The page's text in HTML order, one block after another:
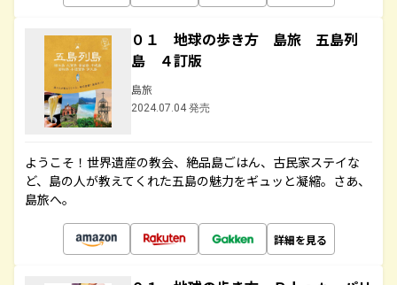
０１ 地球の歩き方 島旅 五島列
島 ４訂版
島旅
2024.07.04 発売
ようこそ！世界遺産の教会、絶品島ごはん、古民家ステイな
ど、島の人が教えてくれた五島の魅力をギュッと凝縮。さあ、
島旅へ。
詳細を見る